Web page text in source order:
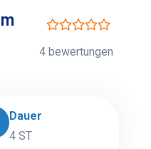
4 bewertungen
Dauer
4 ST